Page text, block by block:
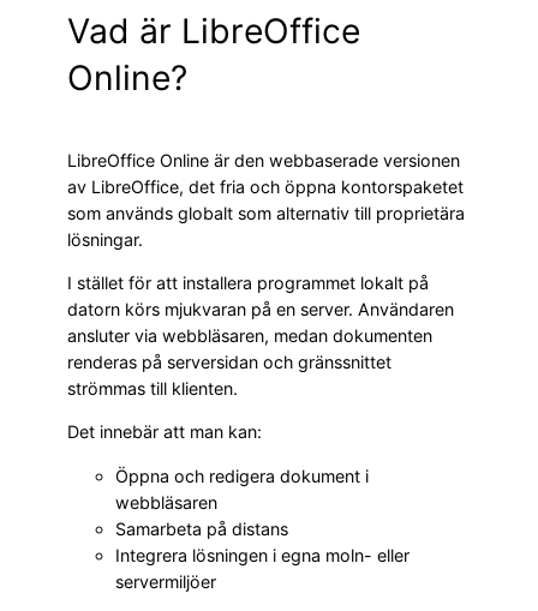
Vad är LibreOffice
Online?
LibreOffice Online är den webbaserade versionen
av LibreOffice, det fria och öppna kontorspaketet
som används globalt som alternativ till proprietära
lösningar.
I stället för att installera programmet lokalt på
datorn körs mjukvaran på en server. Användaren
ansluter via webbläsaren, medan dokumenten
renderas på serversidan och gränssnittet
strömmas till klienten.
Det innebär att man kan:
Öppna och redigera dokument i
webbläsaren
Samarbeta på distans
Integrera lösningen i egna moln- eller
servermiljöer